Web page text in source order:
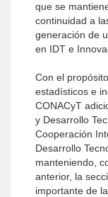
que se
continuidad a
generación de
en IDT e
Con el
estadísticos e
CONACyT
y Desarrollo
Coopera­ción
Desarrollo
manteniendo,
anterior, la
importante de